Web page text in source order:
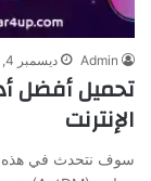
Admin ديسمبر 4, 2023
تحميل أفضل
الإنترنت